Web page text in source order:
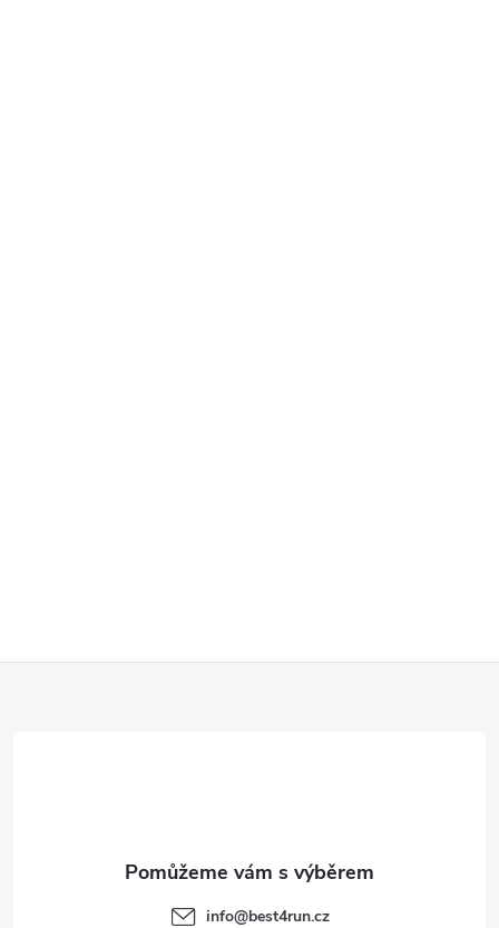
info@best4run.cz